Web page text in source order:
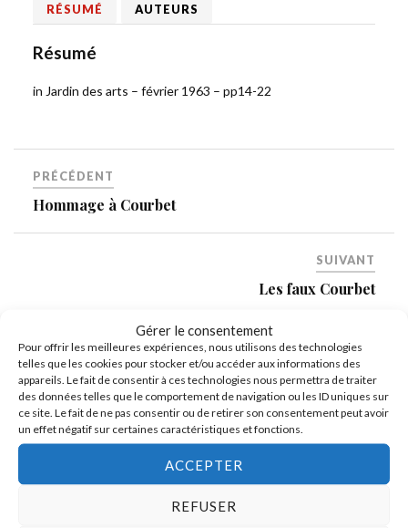
Gérer le consentement
Pour offrir les meilleures expériences, nous utilisons des technologies
telles que les cookies pour stocker et/ou accéder aux informations des
appareils. Le fait de consentir à ces technologies nous permettra de traiter
des données telles que le comportement de navigation ou les ID uniques sur
ce site. Le fait de ne pas consentir ou de retirer son consentement peut avoir
un effet négatif sur certaines caractéristiques et fonctions.
ACCEPTER
REFUSER
RÉSUMÉ AUTEURS
Résumé
in Jardin des arts – février 1963 – pp14-22
PRÉCÉDENT
Hommage à Courbet
SUIVANT
Les faux Courbet